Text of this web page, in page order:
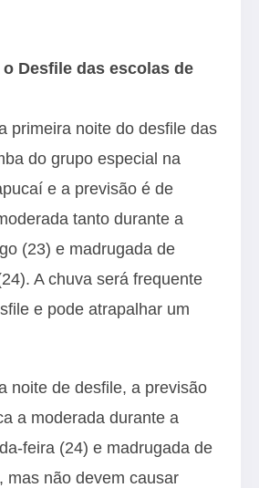
Desfile das escolas de
primeira noite do desfile das
do grupo especial na
e a previsão é de
tanto durante a
(23) e madrugada de
A chuva será frequente
e pode atrapalhar um
noite de desfile, a previsão
a moderada durante a
feira (24) e madrugada de
mas não devem causar